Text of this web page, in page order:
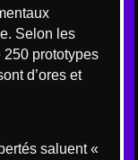
Selon les
prototypes
d’ores et
saluent «